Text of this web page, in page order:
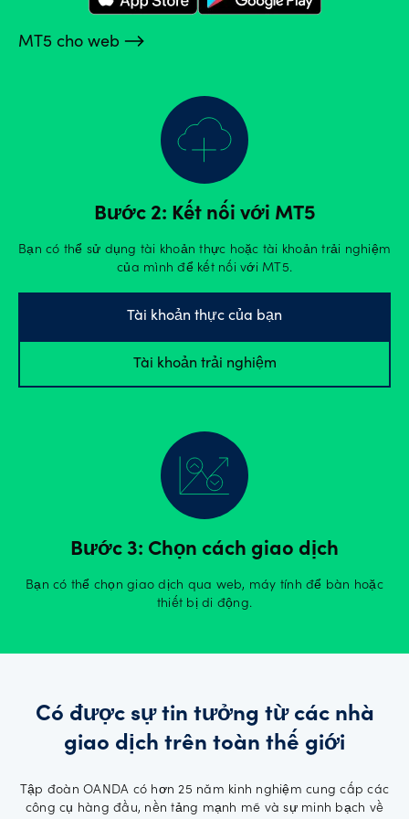
MT5 cho web
Bước 2: Kết nối với MT5
Bạn có thể sử dụng tài khoản thực hoặc tài khoản trải nghiệm
của mình để kết nối với MT5.
Tài khoản thực của bạn
Tài khoản trải nghiệm
Bước 3: Chọn cách giao dịch
Bạn có thể chọn giao dịch qua web, máy tính để bàn hoặc
thiết bị di động.
Có được sự tin tưởng từ các nhà
giao dịch trên toàn thế giới
Tập đoàn OANDA có hơn 25 năm kinh nghiệm cung cấp các
công cụ hàng đầu, nền tảng mạnh mẽ và sự minh bạch về